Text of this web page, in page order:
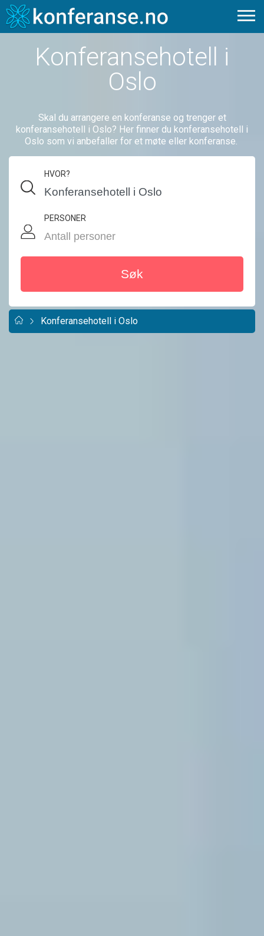
Konferansehotell i
Oslo
Skal du arrangere en konferanse og trenger et
konferansehotell i Oslo? Her finner du konferansehotell i
Oslo som vi anbefaller for et møte eller konferanse.
HVOR?
PERSONER
Søk
Konferansehotell i Oslo